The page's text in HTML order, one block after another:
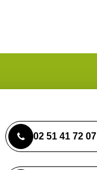
02 51 41 72 07